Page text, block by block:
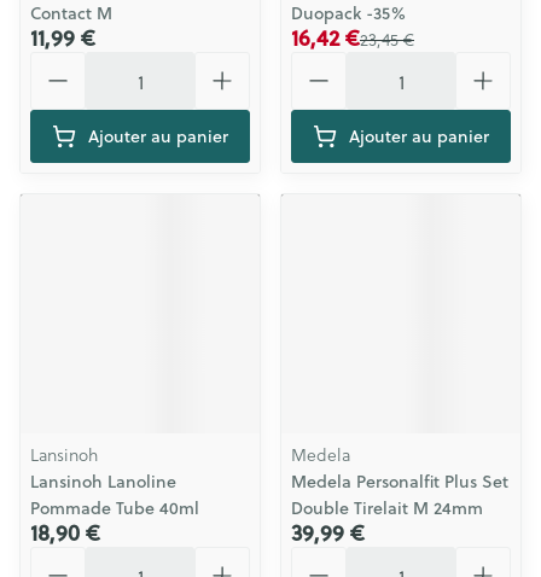
Contact M
11,99 €
Ajouter au panier
Duopack -35%
23,45 €
16,42 €
Ajouter au panier
Lansinoh
Lansinoh Lanoline
Pommade Tube 40ml
18,90 €
Medela
Medela Personalfit Plus Set
Double Tirelait M 24mm
39,99 €